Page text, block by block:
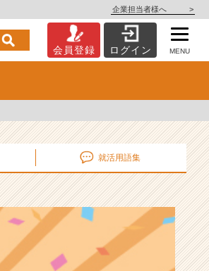
企業担当者様へ >
会員登録 ログイン MENU
就活用語集